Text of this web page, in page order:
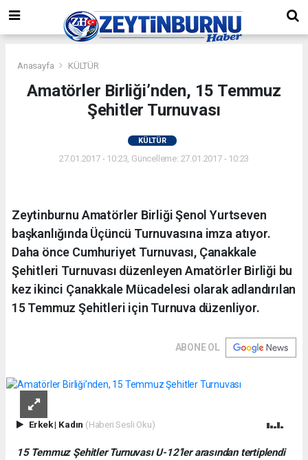
Anasayfa KÜLTÜR
Amatörler Birliği’nden, 15 Temmuz
Şehitler Turnuvası
KÜLTÜR
27.01.2017 - 10:23, Güncelleme: 27.01.2017 - 10:23
Zeytinburnu Amatörler Birliği Şenol Yurtseven
başkanlığında Üçüncü Turnuvasına imza atıyor.
Daha önce Cumhuriyet Turnuvası, Çanakkale
Şehitleri Turnuvası düzenleyen Amatörler Birliği bu
kez ikinci Çanakkale Mücadelesi olarak adlandırılan
15 Temmuz Şehitleri için Turnuva düzenliyor.
ABONE OL
Erkek| Kadın (Haberi Sesli Oku)
15 Temmuz Şehitler Turnuvası U-12’ler arasından tertiplendi